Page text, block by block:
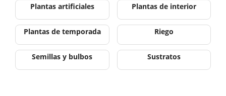
Plantas artificiales Plantas de interior
Plantas de temporada Riego
Semillas y bulbos Sustratos